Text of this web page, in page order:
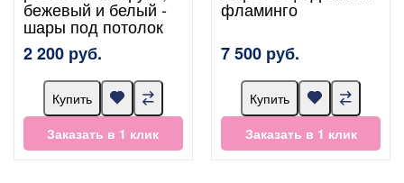
бежевый и белый -
шары под потолок
2 200 руб.
Купить
Заказать в 1 клик
фламинго
7 500 руб.
Купить
Заказать в 1 клик